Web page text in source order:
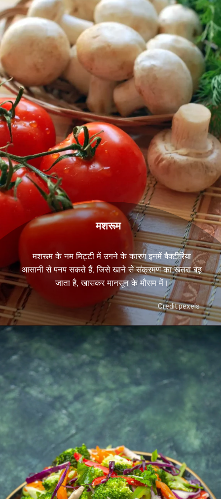
मशरूम
मशरूम के नम मिट्टी में उगने के कारण इनमें बैक्टीरिया
आसानी से पनप सकते हैं, जिसे खाने से संक्रमण का खतरा बढ़
जाता है, खासकर मानसून के मौसम में।
Credit:pexels